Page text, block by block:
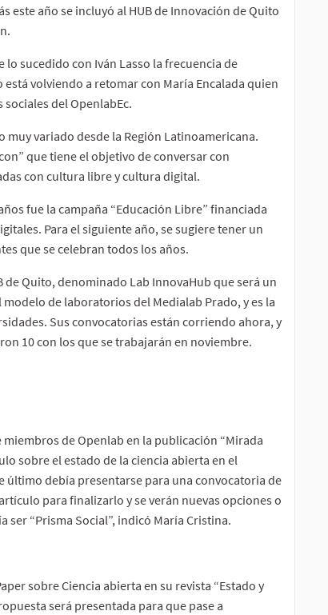
este año se incluyó al HUB de Innovación de Quito
sucedido con Iván Lasso la frecuencia de
volviendo a retomar con María Encalada quien
del OpenlabEc.
variado desde la Región Latinoamericana.
que tiene el objetivo de conversar con
con cultura libre y cultura digital.
fue la campaña “Educación Libre” financiada
Para el siguiente año, se sugiere tener un
que se celebran todos los años.
Quito, denominado Lab InnovaHub que será un
de laboratorios del Medialab Prado, y es la
Sus convocatorias están corriendo ahora, y
10 con los que se trabajarán en noviembre.
de Openlab en la publicación “Mirada
sobre el estado de la ciencia abierta en el
último debía presentarse para una convocatoria de
para finalizarlo y se verán nuevas opciones o
“Prisma Social”, indicó María Cristina.
sobre Ciencia abierta en su revista “Estado y
será presentada para que pase a